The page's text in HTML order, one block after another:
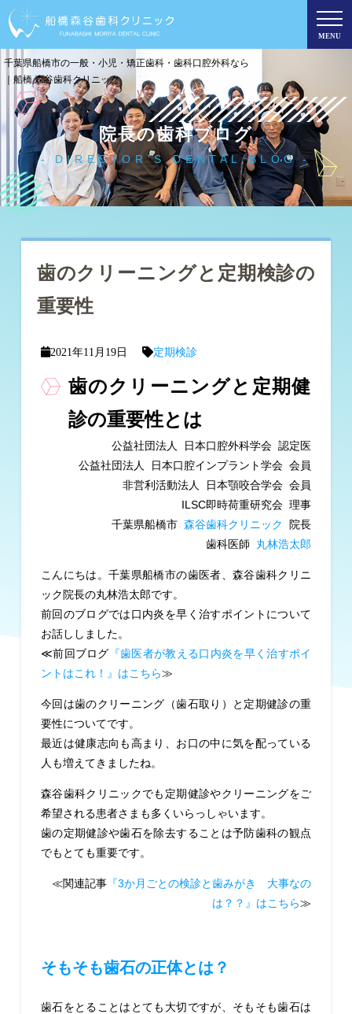
MENU
千葉県船橋市の一般・小児・矯正歯科・歯科口腔外科なら
｜船橋 森谷歯科クリニック
院長の歯科ブログ
DIRECTOR'S DENTAL BLOG
歯のクリーニングと定期検診の
重要性
2021年11月19日 定期検診
歯のクリーニングと定期健
診の重要性とは
公益社団法人 日本口腔外科学会 認定医
公益社団法人 日本口腔インプラント学会 会員
非営利活動法人 日本顎咬合学会 会員
ILSC即時荷重研究会 理事
千葉県船橋市森谷歯科クリニック
院長
歯科医師 丸林浩太郎
こんにちは。千葉県船橋市の歯医者、森谷歯科クリニ
ック院長の丸林浩太郎です。
前回のブログでは口内炎を早く治すポイントについて
お話ししました。
≪前回ブログ 『歯医者が教える口内炎を早く治すポイ
ントはこれ！』はこちら≫
今回は歯のクリーニング（歯石取り）と定期健診の重
要性についてです。
最近は健康志向も高まり、お口の中に気を配っている
人も増えてきましたね。
森谷歯科クリニックでも定期健診やクリーニングをご
希望される患者さまも多くいらっしゃいます。
歯の定期健診や歯石を除去することは予防歯科の観点
でもとても重要です。
≪関連記事 『3か月ごとの検診と歯みがき 大事なの
は？？』はこちら≫
そもそも歯石の正体とは？
歯石をとることはとても大切ですが、そもそも歯石は